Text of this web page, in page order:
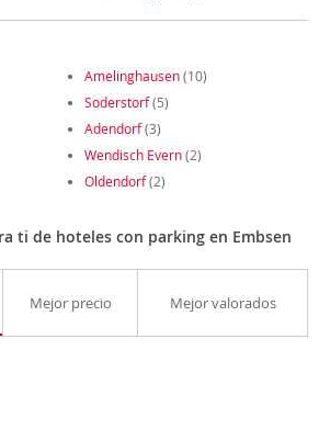
Amelinghausen(10)
Soderstorf(5)
Adendorf(3)
Wendisch Evern(2)
Oldendorf(2)
ti de hoteles con parking en Embsen
Mejor precio Mejor valorados